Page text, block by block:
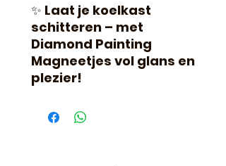
✨ Laat je koelkast
schitteren – met
Diamond Painting
Magneetjes vol glans en
plezier!